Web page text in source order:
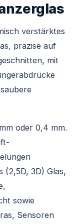
verstärktes
präzise auf
mit
oder 0,4 mm.
(2,5D, 3D) Glas,
sowie
Sensoren